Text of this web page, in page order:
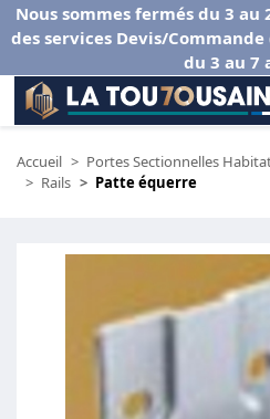
Nous sommes fermés du 3
des services Devis/
du 3 au 7
Accueil Portes Sectionnelles
Rails
Patte équerre